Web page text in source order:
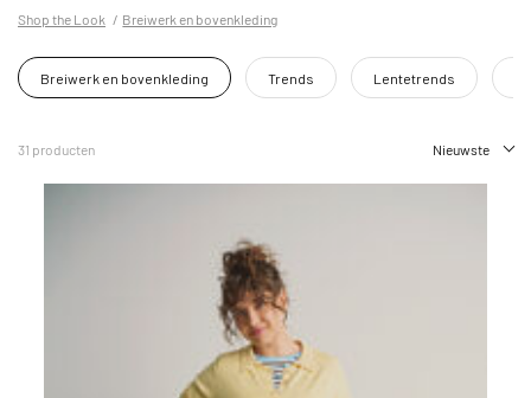
Shop the Look Breiwerk en bovenkleding
Trends Lentetrends
Breiwerk en bovenkleding
31 producten Nieuwste